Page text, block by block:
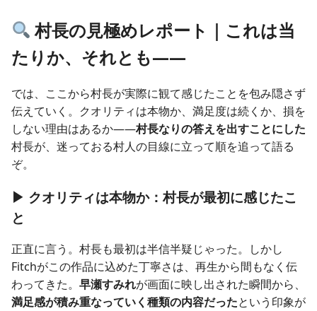
村長の見極めレポート｜これは当
たりか、それとも——
では、ここから村長が実際に観て感じたことを包み隠さず
伝えていく。クオリティは本物か、満足度は続くか、損を
しない理由はあるか——村長なりの答えを出すことにした
村長が、迷っておる村人の目線に立って順を追って語る
ぞ。
▶ クオリティは本物か：村長が最初に感じたこ
と
正直に言う。村長も最初は半信半疑じゃった。しかし
Fitchがこの作品に込めた丁寧さは、再生から間もなく伝
わってきた。 早瀬すみれが画面に映し出された瞬間から、
満足感が積み重なっていく種類の内容だったという印象が